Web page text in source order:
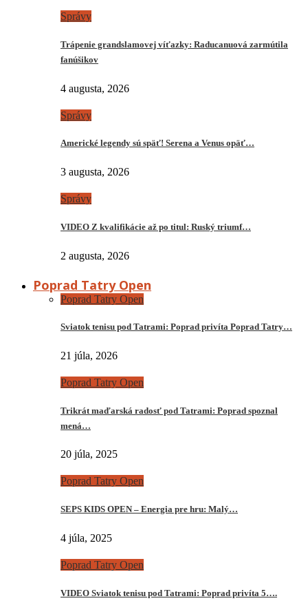
Správy
Trápenie grandslamovej víťazky: Raducanuová zarmútila
fanúšikov
4 augusta, 2026
Správy
Americké legendy sú späť! Serena a Venus opäť…
3 augusta, 2026
Správy
VIDEO Z kvalifikácie až po titul: Ruský triumf…
2 augusta, 2026
Poprad Tatry Open
Poprad Tatry Open
Sviatok tenisu pod Tatrami: Poprad privíta Poprad Tatry…
21 júla, 2026
Poprad Tatry Open
Trikrát maďarská radosť pod Tatrami: Poprad spoznal
mená…
20 júla, 2025
Poprad Tatry Open
SEPS KIDS OPEN – Energia pre hru: Malý…
4 júla, 2025
Poprad Tatry Open
VIDEO Sviatok tenisu pod Tatrami: Poprad privíta 5….